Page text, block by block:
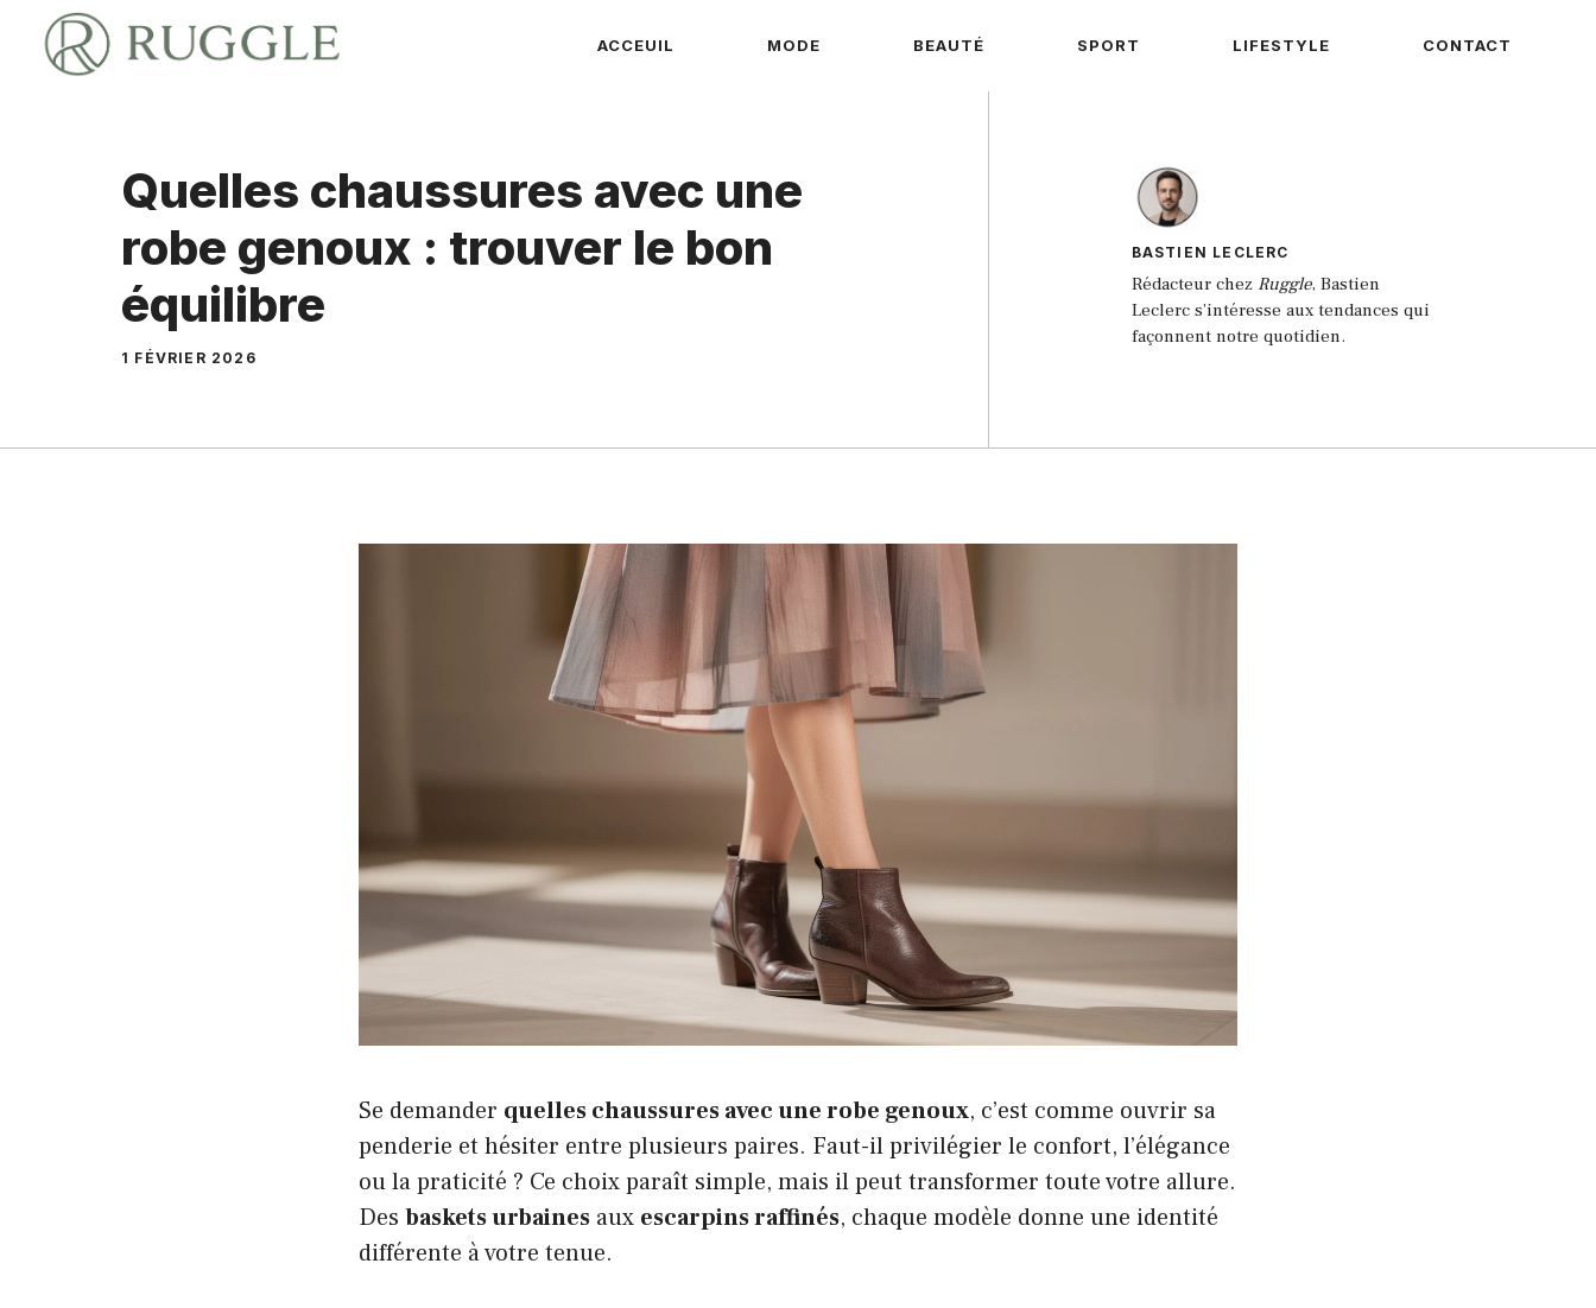
ACCEUIL MODE BEAUTÉ SPORT LIFESTYLE CONTACT
Quelles chaussures avec une
robe genoux : trouver le bon
équilibre
1 FÉVRIER 2026
BASTIEN LECLERC
Rédacteur chez Ruggle, Bastien
Leclerc s’intéresse aux tendances qui
façonnent notre quotidien.
Se demander quelles chaussures avec une robe genoux, c’est comme ouvrir sa
penderie et hésiter entre plusieurs paires. Faut-il privilégier le confort, l’élégance
ou la praticité ? Ce choix paraît simple, mais il peut transformer toute votre allure.
Des baskets urbaines aux escarpins raffinés, chaque modèle donne une identité
différente à votre tenue.